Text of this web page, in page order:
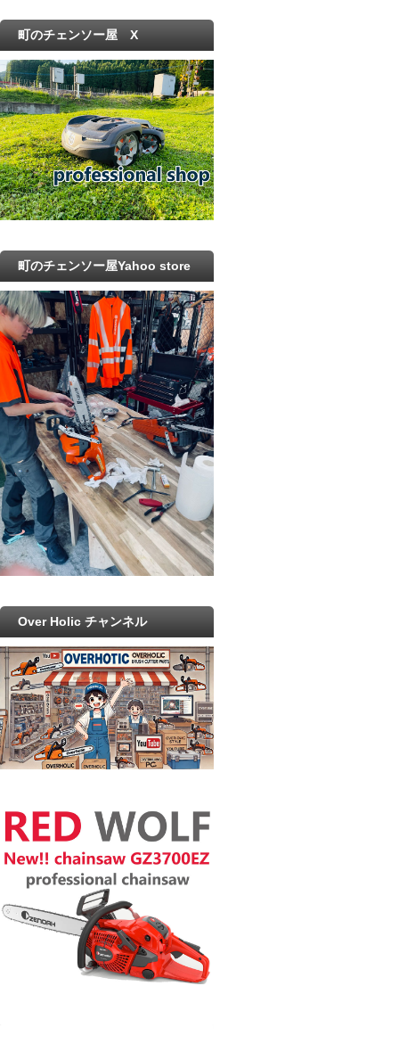
町のチェンソー屋 X
町のチェンソー屋Yahoo store
Over Holic チャンネル